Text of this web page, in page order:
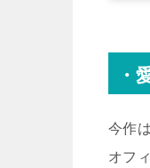
・
今作
オフ